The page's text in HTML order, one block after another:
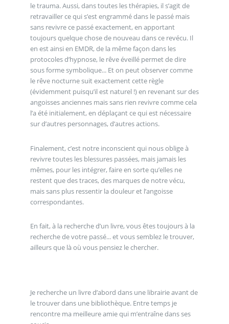
le trauma. Aussi, dans toutes les thérapies, il s’agit de
retravailler ce qui s’est engrammé dans le passé mais
sans revivre ce passé exactement, en apportant
toujours quelque chose de nouveau dans ce revécu. Il
en est ainsi en EMDR, de la même façon dans les
protocoles d’hypnose, le rêve éveillé permet de dire
sous forme symbolique... Et on peut observer comme
le rêve nocturne suit exactement cette règle
(évidemment puisqu’il est naturel !) en revenant sur des
angoisses anciennes mais sans rien revivre comme cela
l’a été initialement, en déplaçant ce qui est nécessaire
sur d’autres personnages, d’autres actions.
Finalement, c’est notre inconscient qui nous oblige à
revivre toutes les blessures passées, mais jamais les
mêmes, pour les intégrer, faire en sorte qu’elles ne
restent que des traces, des marques de notre vécu,
mais sans plus ressentir la douleur et l’angoisse
correspondantes.
En fait, à la recherche d’un livre, vous êtes toujours à la
recherche de votre passé... et vous semblez le trouver,
ailleurs que là où vous pensiez le chercher.
Je recherche un livre d’abord dans une librairie avant de
le trouver dans une bibliothèque. Entre temps je
rencontre ma meilleure amie qui m’entraîne dans ses